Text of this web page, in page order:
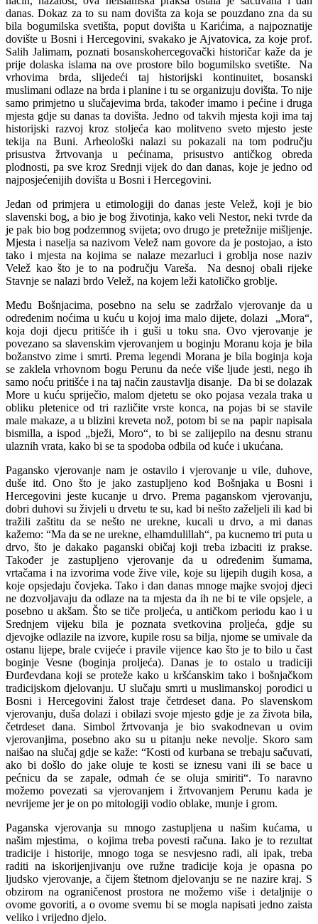
danas. Dokaz za to su nam dovišta za koja se pouzdano zna da su
bila bogumilska svetišta, poput dovišta u Karićima, a najpoznatije
dovište u Bosni i Hercegovini, svakako je Ajvatovica, za koje prof.
Salih Jalimam, poznati bosanskohercegovački historičar kaže da je
prije dolaska islama na ove prostore bilo bogumilsko svetište. Na
vrhovima brda, slijedeći taj historijski kontinuitet, bosanski
muslimani odlaze na brda i planine i tu se organizuju dovišta. To nije
samo primjetno u slučajevima brda, također imamo i pećine i druga
mjesta gdje su danas ta dovišta. Jedno od takvih mjesta koji ima taj
historijski razvoj kroz stoljeća kao molitveno sveto mjesto jeste
tekija na Buni. Arheološki nalazi su pokazali na tom području
prisustva žrtvovanja u pećinama, prisustvo antičkog obreda
plodnosti, pa sve kroz Srednji vijek do dan danas, koje je jedno od
najposjećenijih dovišta u Bosni i Hercegovini.
Jedan od primjera u etimologiji do danas jeste Velež, koji je bio
slavenski bog, a bio je bog životinja, kako veli Nestor, neki tvrde da
je pak bio bog podzemnog svijeta; ovo drugo je pretežnije mišljenje.
Mjesta i naselja sa nazivom Velež nam govore da je postojao, a isto
tako i mjesta na kojima se nalaze mezarluci i groblja nose naziv
Velež kao što je to na području Vareša. Na desnoj obali rijeke
Stavnje se nalazi brdo Velež, na kojem leži katoličko groblje.
Među Bošnjacima, posebno na selu se zadržalo vjerovanje da u
određenim noćima u kuću u kojoj ima malo dijete, dolazi „Mora“,
koja doji djecu pritišće ih i guši u toku sna. Ovo vjerovanje je
povezano sa slavenskim vjerovanjem u boginju Moranu koja je bila
božanstvo zime i smrti. Prema legendi Morana je bila boginja koja
se zaklela vrhovnom bogu Perunu da neće više ljude jesti, nego ih
samo noću pritišće i na taj način zaustavlja disanje. Da bi se dolazak
More u kuću spriječio, malom djetetu se oko pojasa vezala traka u
obliku pletenice od tri različite vrste konca, na pojas bi se stavile
male makaze, a u blizini kreveta nož, potom bi se na papir napisala
bismilla, a ispod „bježi, Moro“, to bi se zalijepilo na desnu stranu
ulaznih vrata, kako bi se ta spodoba odbila od kuće i ukućana.
Pagansko vjerovanje nam je ostavilo i vjerovanje u vile, duhove,
duše itd. Ono što je jako zastupljeno kod Bošnjaka u Bosni i
Hercegovini jeste kucanje u drvo. Prema paganskom vjerovanju,
dobri duhovi su živjeli u drvetu te su, kad bi nešto zaželjeli ili kad bi
tražili zaštitu da se nešto ne urekne, kucali u drvo, a mi danas
kažemo: “Ma da se ne urekne, elhamdulillah“, pa kucnemo tri puta u
drvo, što je dakako paganski običaj koji treba izbaciti iz prakse.
Također je zastupljeno vjerovanje da u određenim šumama,
vrtačama i na izvorima vode žive vile, koje su lijepih dugih kosa, a
koje opsjedaju čovjeka. Tako i dan danas mnoge majke svojoj djeci
ne dozvoljavaju da odlaze na ta mjesta da ih ne bi te vile opsjele, a
posebno u akšam. Što se tiče proljeća, u antičkom periodu kao i u
Srednjem vijeku bila je poznata svetkovina proljeća, gdje su
djevojke odlazile na izvore, kupile rosu sa bilja, njome se umivale da
ostanu lijepe, brale cvijeće i pravile vijence kao što je to bilo u čast
boginje Vesne (boginja proljeća). Danas je to ostalo u tradiciji
Đurđevdana koji se proteže kako u kršćanskim tako i bošnjačkom
tradicijskom djelovanju. U slučaju smrti u muslimanskoj porodici u
Bosni i Hercegovini žalost traje četrdeset dana. Po slavenskom
vjerovanju, duša dolazi i obilazi svoje mjesto gdje je za života bila,
četrdeset dana. Simbol žrtvovanja je bio svakodnevan u ovim
vjerovanjima, posebno ako su u pitanju neke nevolje. Skoro sam
naišao na slučaj gdje se kaže: “Kosti od kurbana se trebaju sačuvati,
ako bi došlo do jake oluje te kosti se iznesu vani ili se bace u
pećnicu da se zapale, odmah će se oluja smiriti“. To naravno
možemo povezati sa vjerovanjem i žrtvovanjem Perunu kada je
nevrijeme jer je on po mitologiji vodio oblake, munje i grom.
Paganska vjerovanja su mnogo zastupljena u našim kućama, u
našim mjestima, o kojima treba povesti računa. Iako je to rezultat
tradicije i historije, mnogo toga se nesvjesno radi, ali ipak, treba
raditi na iskorijenjivanju ove ružne tradicije koja je opasna po
ljudsko vjerovanje, a čijem štetnom djelovanju se ne nazire kraj. S
obzirom na ograničenost prostora ne možemo više i detaljnije o
ovome govoriti, a o ovome svemu bi se mogla napisati jedno zaista
veliko i vrijedno djelo.